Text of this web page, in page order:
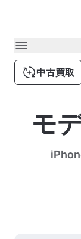
中古買取
モ